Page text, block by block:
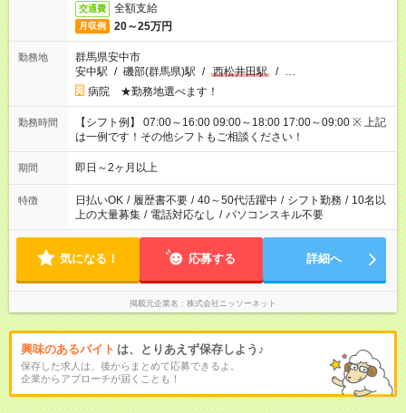
交通費 全額支給
月収例 20～25万円
勤務地
群馬県安中市
安中駅 / 磯部(群馬県)駅 / 西松井田駅 / …
病院 ★勤務地選べます！
勤務時間
【シフト例】 07:00～16:00 09:00～18:00 17:00～09:00 ※ 上記
は一例です！その他シフトもご相談ください！
期間 即日～2ヶ月以上
特徴 日払いOK / 履歴書不要 / 40～50代活躍中 / シフト勤務 / 10名以
上の大量募集 / 電話対応なし / パソコンスキル不要
気になる！ 応募する 詳細へ
掲載元企業名 株式会社ニッソーネット
興味のあるバイト は、とりあえず保存しよう♪
保存した求人は、後からまとめて応募できるよ。
企業からアプローチが届くことも！